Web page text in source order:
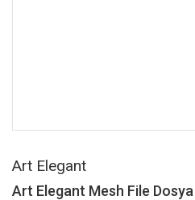
Art Elegant
Art Elegant Mesh File